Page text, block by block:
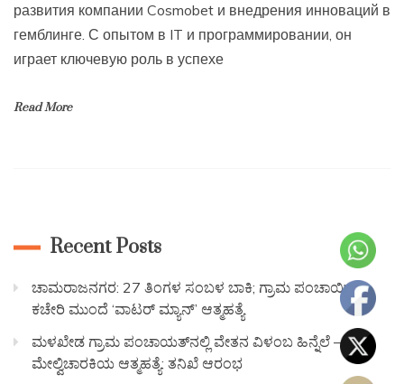
развития компании Cosmobet и внедрения инноваций в
гемблинге. С опытом в IT и программировании, он
играет ключевую роль в успехе
Read More
Recent Posts
ಚಾಮರಾಜನಗರ: 27 ತಿಂಗಳ ಸಂಬಳ ಬಾಕಿ; ಗ್ರಾಮ ಪಂಚಾಯಿತಿ
ಕಚೇರಿ ಮುಂದೆ ‘ವಾಟರ್ ಮ್ಯಾನ್’ ಆತ್ಮಹತ್ಯೆ
ಮಳಖೇಡ ಗ್ರಾಮ ಪಂಚಾಯತ್‌ನಲ್ಲಿ ವೇತನ ವಿಳಂಬ ಹಿನ್ನೆಲೆ —
ಮೇಲ್ವಿಚಾರಕಿಯ ಆತ್ಮಹತ್ಯೆ: ತನಿಖೆ ಆರಂಭ